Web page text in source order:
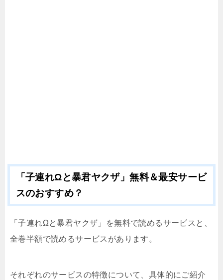
「子連れΩと暴君ヤクザ」無料＆最安サービ
スのおすすめ？
「子連れΩと暴君ヤクザ」を無料で読めるサービスと、
全巻半額で読めるサービスがあります。
それぞれのサービスの特徴について、具体的にご紹介